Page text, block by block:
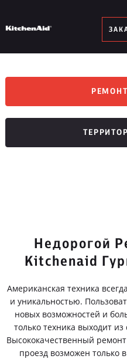
Недорогой
Kitchenaid
Американская техника
и уникальностью.
новых возможностей и
только техника выходит
Высококачественный
проезд возможен только